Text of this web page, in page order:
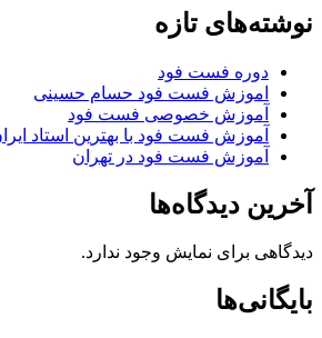
نوشته‌های تازه
دوره فست فود
اموزش فست فود حسام حسینی
آموزش خصوصی فست فود
آموزش فست فود با بهترین استاد
آموزش فست فود در تهران
آخرین دیدگاه‌ها
دیدگاهی برای نمایش وجود ندارد.
بایگانی‌ها